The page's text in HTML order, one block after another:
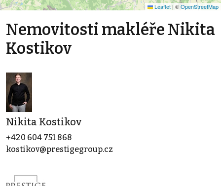
Leaflet | ©OpenStreetMap
Nemovitosti makléře Nikita
Kostikov
Nikita Kostikov
+420 604 751 868
kostikov@prestigegroup.cz